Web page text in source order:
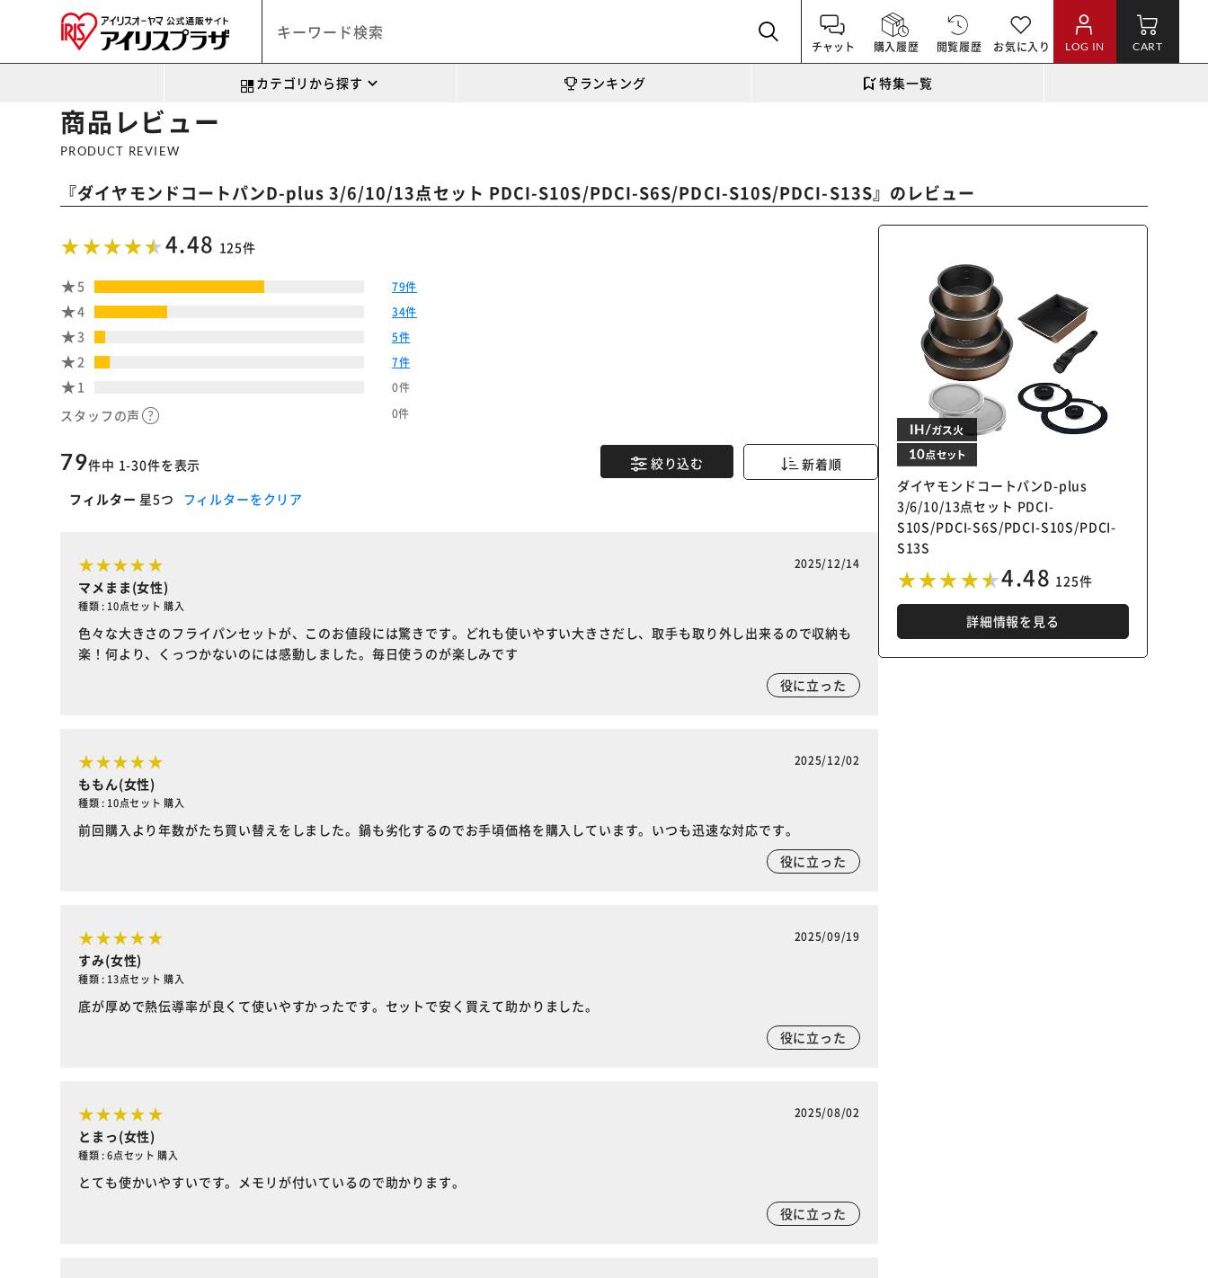
チャット 購入履歴 閲覧履歴 お気に入り LOG IN CART
カテゴリから探す ランキング 特集一覧
商品レビュー
PRODUCT REVIEW
『ダイヤモンドコートパンD-plus 3/6/10/13点セット PDCI-S10S/PDCI-S6S/PDCI-S10S/PDCI-S13S』のレビュー
ダイヤモンドコートパンD-plus
3/6/10/13点セット PDCI-
S10S/PDCI-S6S/PDCI-S10S/PDCI-
S13S
4.48 125件
詳細情報を見る
4.48 125件
5 79件
4 34件
3 5件
2 7件
1 0件
スタッフの声 0件
絞り込む 新着順
79件中 1-30件を表示
フィルター 星5つ フィルターをクリア
2025/12/14
マメまま(女性)
種類 : 10点セット 購入
色々な大きさのフライパンセットが、このお値段には驚きです。どれも使いやすい大きさだし、取手も取り外し出来るので収納も
楽！何より、くっつかないのには感動しました。毎日使うのが楽しみです
役に立った
2025/12/02
ももん(女性)
種類 : 10点セット 購入
前回購入より年数がたち買い替えをしました。鍋も劣化するのでお手頃価格を購入しています。いつも迅速な対応です。
役に立った
2025/09/19
すみ(女性)
種類 : 13点セット 購入
底が厚めで熱伝導率が良くて使いやすかったです。セットで安く買えて助かりました。
役に立った
2025/08/02
とまっ(女性)
種類 : 6点セット 購入
とても使かいやすいです。メモリが付いているので助かります。
役に立った